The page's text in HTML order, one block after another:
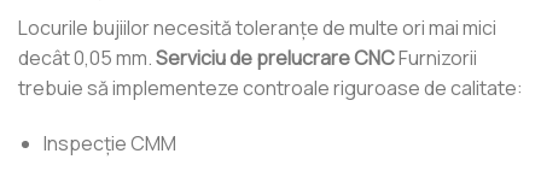
Locurile bujiilor necesită toleranțe de multe ori mai mici
decât 0,05 mm.Serviciu de prelucrare CNCFurnizorii
trebuie să implementeze controale riguroase de calitate:
Inspecție CMM